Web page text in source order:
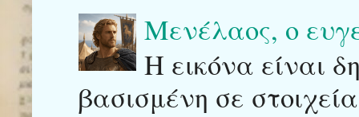
Μενέλαος, ο
Η εικόνα είναι
βασισμένη σε